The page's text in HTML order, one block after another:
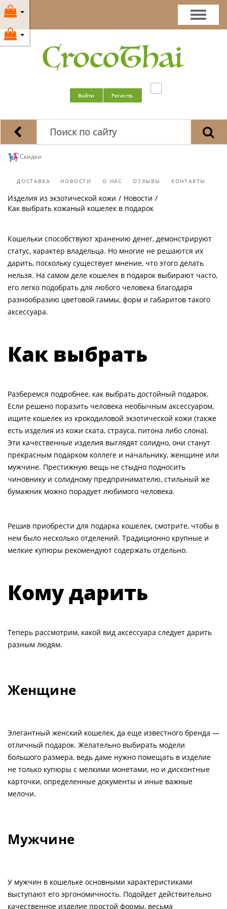
Войти Регистр.
Скидки
ДОСТАВКА НОВОСТИ О НАС ОТЗЫВЫ КОНТАКТЫ
Изделия из экзотической кожи / Новости /
Как выбрать кожаный кошелек в подарок
Кошельки способствуют хранению денег, демонстрируют
статус, характер владельца. Но многие не решаются их
дарить, поскольку существует мнение, что этого делать
нельзя. На самом деле кошелек в подарок выбирают часто,
его легко подобрать для любого человека благодаря
разнообразию цветовой гаммы, форм и габаритов такого
аксессуара.
Как выбрать
Разберемся подробнее, как выбрать достойный подарок.
Если решено поразить человека необычным аксессуаром,
ищите кошелек из крокодиловой экзотической кожи (также
есть изделия из кожи ската, страуса, питона либо слона).
Эти качественные изделия выглядят солидно, они станут
прекрасным подарком коллеге и начальнику, женщине или
мужчине. Престижную вещь не стыдно подносить
чиновнику и солидному предпринимателю, стильный же
бумажник можно порадует любимого человека.
Решив приобрести для подарка кошелек, смотрите, чтобы в
нем было несколько отделений. Традиционно крупные и
мелкие купюры рекомендуют содержать отдельно.
Кому дарить
Теперь рассмотрим, какой вид аксессуара следует дарить
разным людям.
Женщине
Элегантный женский кошелек, да еще известного бренда —
отличный подарок. Желательно выбирать модели
большого размера, ведь даме нужно помещать в изделие
не только купюры с мелкими монетами, но и дисконтные
карточки, определенные документы и иные важные
мелочи.
Мужчине
У мужчин в кошельке основными характеристиками
выступают его эргономичность. Подойдет действительно
качественное изделие простой формы, весьма